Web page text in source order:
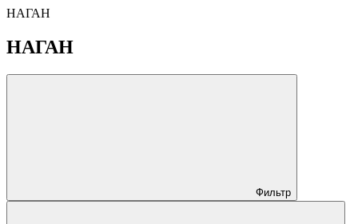
НАГАН
НАГАН
Фильтр